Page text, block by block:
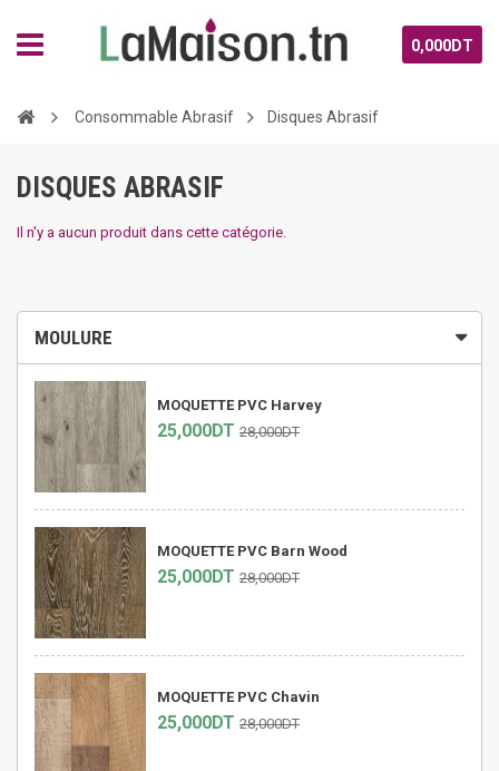
0,000DT
Consommable Abrasif Disques Abrasif
MOULURE
MOQUETTE PVC Harvey
25,000DT 28,000DT
MOQUETTE PVC Barn Wood
25,000DT 28,000DT
MOQUETTE PVC Chavin
25,000DT 28,000DT
DISQUES ABRASIF
Il n'y a aucun produit dans cette catégorie.